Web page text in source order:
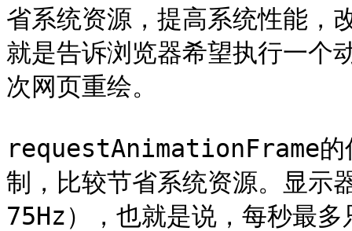
省系统资源，提高系统性能，
就是告诉浏览器希望执行一个
次网页重绘。
requestAnimationFrame的
制，比较节省系统资源。显示
75Hz），也就是说，每秒最